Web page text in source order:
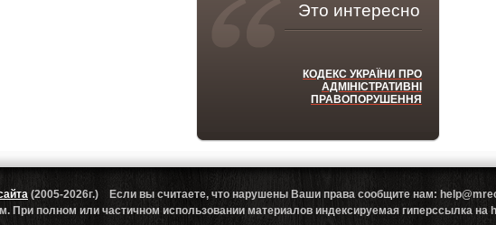
Это интересно
КОДЕКС УКРАЇНИ ПРО
АДМІНІСТРАТИВНІ
ПРАВОПОРУШЕННЯ
(2005-2026г.) Если вы считаете, что нарушены Ваши права сообщите нам:
При полном или частичном использовании материалов индексируемая гиперссылка на